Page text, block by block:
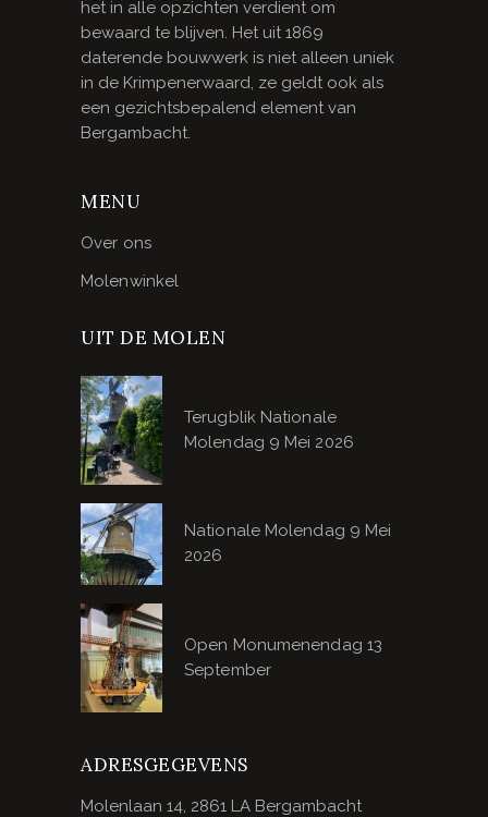
het in alle opzichten verdient om
bewaard te blijven. Het uit 1869
daterende bouwwerk is niet alleen uniek
in de Krimpenerwaard, ze geldt ook als
een gezichtsbepalend element van
Bergambacht.
MENU
Over ons
Molenwinkel
UIT DE MOLEN
Terugblik Nationale
Molendag 9 Mei 2026
Nationale Molendag 9 Mei
2026
Open Monumenendag 13
September
ADRESGEGEVENS
Molenlaan 14, 2861 LA Bergambacht